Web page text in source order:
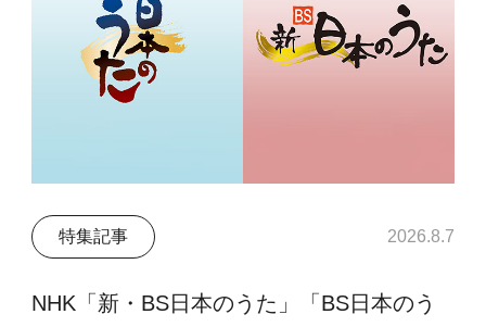
特集記事 2026.8.7
NHK「新・BS日本のうた」「BS日本のう